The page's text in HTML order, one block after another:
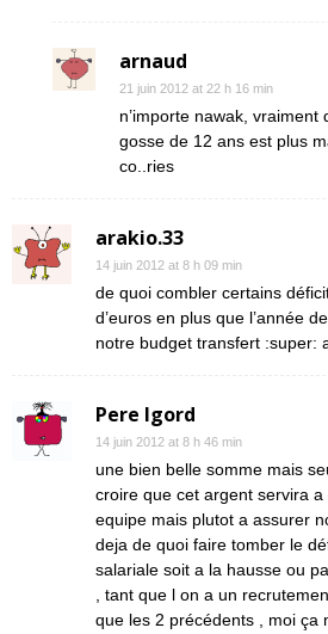
arnaud
21 juin 2012 at 22 h 16 min
n’importe nawak,
gosse de 12 ans est plus
co..ries
arakio.33
14 juin 2012 at 8 h 09 min
de quoi combler certains
d’euros en plus que l’année
notre budget transfert :super:
Pere Igord
14 juin 2012 at 8 h 46 min
une bien belle somme mais
croire que cet argent servira
equipe mais plutot a assurer
deja de quoi faire tomber le
salariale soit a la hausse ou
, tant que l on a un
que les 2 précédents , moi